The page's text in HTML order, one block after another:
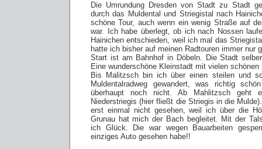
Die Umrundung Dresden von Stadt zu Stadt
durch das Muldental und Striegistal nach
schöne Tour, auch wenn ein wenig Straße auf
war. Ich habe überlegt, ob ich nach Nossen
Hainichen entschieden, weil ich mal das
hatte ich bisher auf meinen Radtouren immer nur
Start ist am Bahnhof in Döbeln. Die Stadt
Eine wunderschöne Kleinstadt mit vielen
Bis Malitzsch bin ich über einen steilen und
Muldentalradweg gewandert, was richtig
überhaupt noch nicht. Ab Mahlitzsch geht
Niederstriegis (hier fließt die Striegis in die
erst einmal nicht gesehen, weil ich über die
Grunau hat mich der Bach begleitet. Mit der
ich Glück. Die war wegen Bauarbeiten
einziges Auto gesehen habe!!